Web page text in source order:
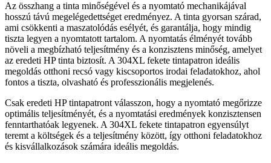
Az összhang a tinta minőségével és a nyomtató mechanikájával
hosszú távú megelégedettséget eredményez. A tinta gyorsan szárad,
ami csökkenti a maszatolódás esélyét, és garantálja, hogy mindig
tiszta legyen a nyomtatott tartalom. A nyomtatás élményét tovább
növeli a megbízható teljesítmény és a konzisztens minőség, amelyet
az eredeti HP tinta biztosít. A 304XL fekete tintapatron ideális
megoldás otthoni recsó vagy kiscsoportos irodai feladatokhoz, ahol
fontos a tiszta, olvasható és professzionális megjelenés.
Csak eredeti HP tintapatront válasszon, hogy a nyomtató megőrizze
optimális teljesítményét, és a nyomtatási eredmények konzisztensen
fenntarthatóak legyenek. A 304XL fekete tintapatron egyensúlyt
teremt a költségek és a teljesítmény között, így otthoni feladatokhoz
és kisvállalkozások számára ideális megoldás.